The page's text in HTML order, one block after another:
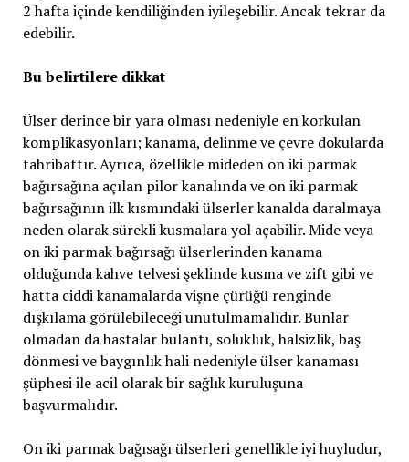
2 hafta içinde kendiliğinden iyileşebilir. Ancak tekrar da
edebilir.
Bu belirtilere dikkat
Ülser derince bir yara olması nedeniyle en korkulan
komplikasyonları; kanama, delinme ve çevre dokularda
tahribattır. Ayrıca, özellikle mideden on iki parmak
bağırsağına açılan pilor kanalında ve on iki parmak
bağırsağının ilk kısmındaki ülserler kanalda daralmaya
neden olarak sürekli kusmalara yol açabilir. Mide veya
on iki parmak bağırsağı ülserlerinden kanama
olduğunda kahve telvesi şeklinde kusma ve zift gibi ve
hatta ciddi kanamalarda vişne çürüğü renginde
dışkılama görülebileceği unutulmamalıdır. Bunlar
olmadan da hastalar bulantı, solukluk, halsizlik, baş
dönmesi ve baygınlık hali nedeniyle ülser kanaması
şüphesi ile acil olarak bir sağlık kuruluşuna
başvurmalıdır.
On iki parmak bağısağı ülserleri genellikle iyi huyludur,